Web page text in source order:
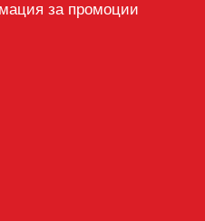
за промоции